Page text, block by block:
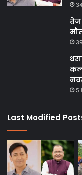
तेज
5
Last Modified